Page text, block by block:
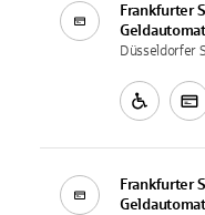
Frankfurter
Geldautomat
Düsseldorfer
Frankfurter
Geldautomat